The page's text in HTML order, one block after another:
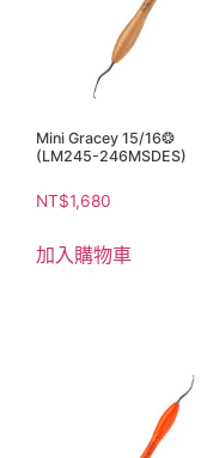
Mini Gracey 15/16❂
(LM245-246MSDES)
NT$1,680
加入購物車